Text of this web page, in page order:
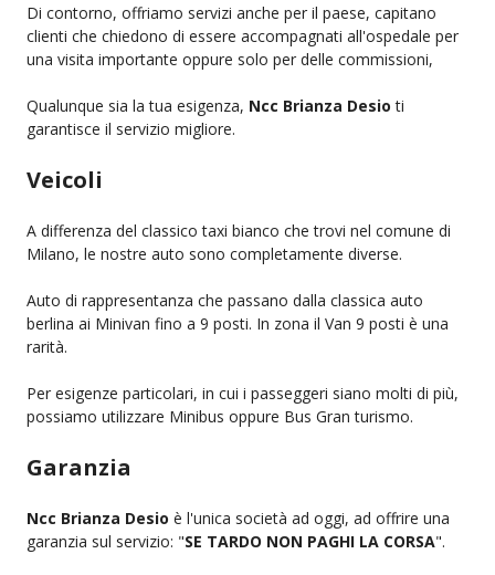
Di contorno, offriamo servizi anche per il paese, capitano
clienti che chiedono di essere accompagnati all'ospedale per
una visita importante oppure solo per delle commissioni,
Qualunque sia la tua esigenza, Ncc Brianza Desio ti
garantisce il servizio migliore.
Veicoli
A differenza del classico taxi bianco che trovi nel comune di
Milano, le nostre auto sono completamente diverse.
Auto di rappresentanza che passano dalla classica auto
berlina ai Minivan fino a 9 posti. In zona il Van 9 posti è una
rarità.
Per esigenze particolari, in cui i passeggeri siano molti di più,
possiamo utilizzare Minibus oppure Bus Gran turismo.
Garanzia
Ncc Brianza Desio è l'unica società ad oggi, ad offrire una
garanzia sul servizio: "SE TARDO NON PAGHI LA CORSA".